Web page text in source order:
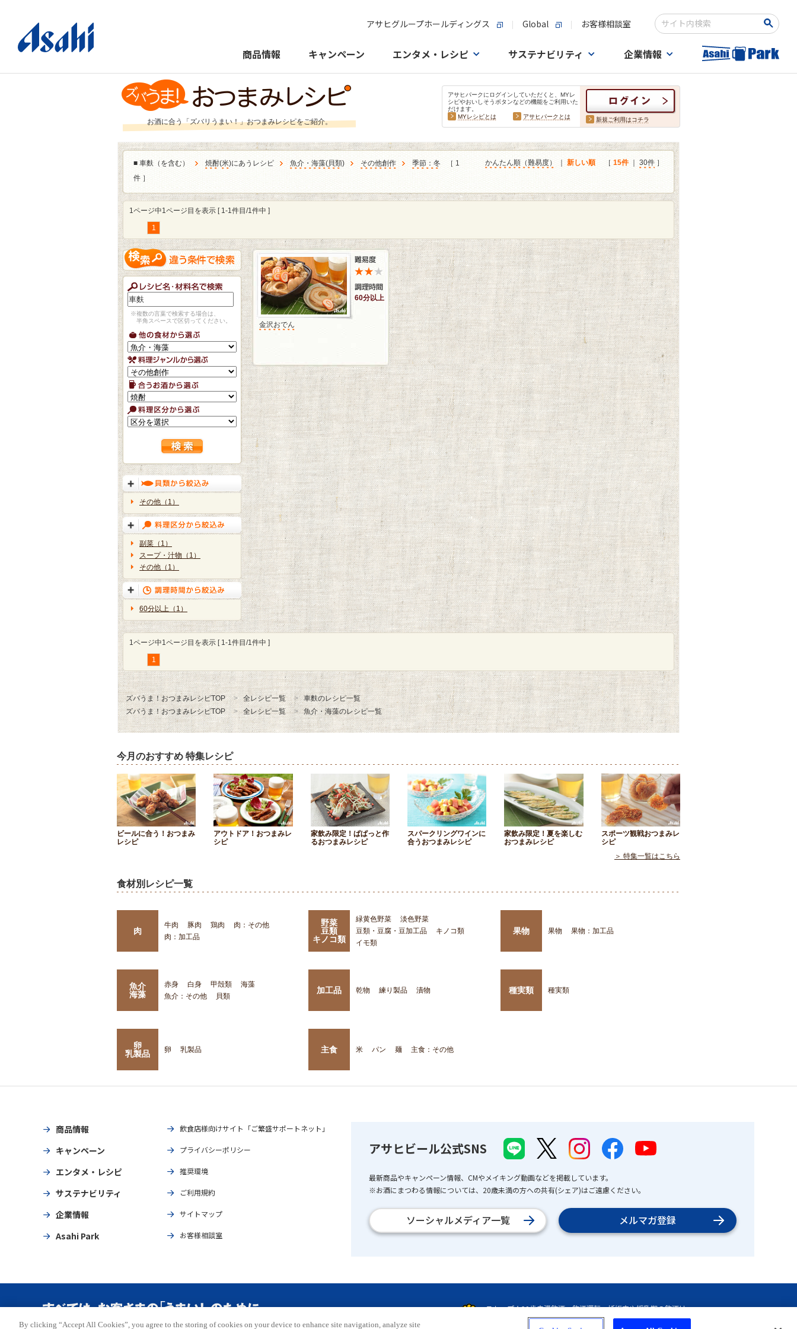
アサヒグループホールディングス Global お客様相談室
検索キーワード入力
商品情報 キャンペーン エンタメ・レシピ サステナビリティ 企業情報
お酒に合う「ズバリうまい！」おつまみレシピをご紹介。
アサヒパークにログインしていただくと、MYレ
シピやおいしそうボタンなどの機能をご利用いた
だけます。
MYレシピとは
アサヒパークとは 新規ご利用はコチラ
■ 車麩（を含む） 焼酎(米)にあうレシピ 魚介・海藻(貝類) その他創作 季節：冬
［ 1
件 ］
かんたん順（難易度） 新しい順 ［ 15件｜ 30件 ］
1ページ中1ページ目を表示 [ 1-1件目/1件中 ]
1
※複数の言葉で検索する場合は、
半角スペースで区切ってください。
その他（1）
副菜（1）
スープ・汁物（1）
その他（1）
60分以上（1）
60分以上
金沢おでん
1ページ中1ページ目を表示 [ 1-1件目/1件中 ]
1
ズバうま！おつまみレシピTOP 全レシピ一覧
車麩のレシピ一覧
ズバうま！おつまみレシピTOP
全レシピ一覧 魚介・海藻のレシピ一覧
今月のおすすめ 特集レシピ
ビールに合う！おつまみ
レシピ
アウトドア！おつまみレ
シピ
家飲み限定！ぱぱっと作
るおつまみレシピ
スパークリングワインに
合うおつまみレシピ
家飲み限定！夏を楽しむ
おつまみレシピ
スポーツ観戦おつまみレ
シピ
＞ 特集一覧はこちら
食材別レシピ一覧
肉
牛肉 豚肉 鶏肉
肉：その他
肉：加工品
野菜
豆類
キノコ類
緑黄色野菜
淡色野菜
豆類・豆腐・豆加工品
キノコ類
イモ類
果物 果物 果物：加工品
魚介
海藻
赤身 白身 甲殻類
海藻
魚介：その他
貝類
加工品 乾物 練り製品 漬物 種実類 種実類
卵
乳製品
卵 乳製品 主食 米 パン 麺 主食：その他
商品情報
キャンペーン
エンタメ・レシピ
サステナビリティ
企業情報
Asahi Park
飲食店様向けサイト「ご繁盛サポートネット」
プライバシーポリシー
推奨環境
ご利用規約
サイトマップ
お客様相談室
アサヒビール公式SNS
最新商品やキャンペーン情報、CMやメイキング動画などを掲載しています。
※お酒にまつわる情報については、20歳未満の方への共有(シェア)はご遠慮ください。
ソーシャルメディア一覧 メルマガ登録
By clicking “Accept All Cookies”, you agree to the storing of cookies on your device to enhance site navigation, analyze site